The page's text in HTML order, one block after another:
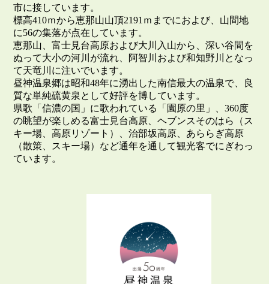
市に接しています。
標高410ｍから恵那山山頂2191ｍまでにおよび、山間地
に56の集落が点在しています。
恵那山、富士見台高原および大川入山から、深い谷間を
ぬって大小の河川が流れ、阿智川および和知野川となっ
て天竜川に注いでいます。
昼神温泉郷は昭和48年に湧出した南信最大の温泉で、良
質な単純硫黄泉として好評を博しています。
県歌「信濃の国」に歌われている「園原の里」、360度
の眺望が楽しめる富士見台高原、ヘブンスそのはら（ス
キー場、高原リゾート）、治部坂高原、あららぎ高原
（散策、スキー場）など通年を通して観光客でにぎわっ
ています。